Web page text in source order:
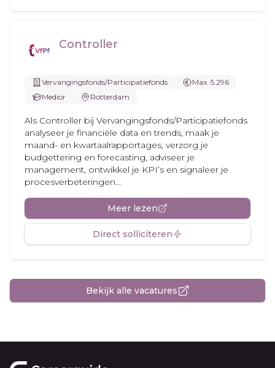
Controller
Vervangingsfonds/Participatiefonds
Max. 5.296
Medior
Rotterdam
Als Controller bij Vervangingsfonds/Participatiefonds
analyseer je financiële data en trends, maak je
maand- en kwartaalrapportages, verzorg je
budgettering en forecasting, adviseer je
management, ontwikkel je KPI’s en signaleer je
procesverbeteringen...
Meer lezen
Direct solliciteren
Bekijk alle vacatures